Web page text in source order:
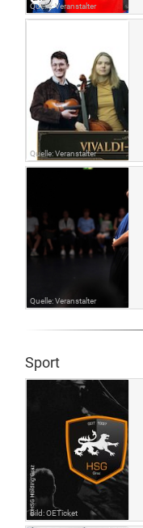
Quelle: Veranstalter
Quelle: Veranstalter
Quelle: Veranstalter
Sport
Bild: OETicket